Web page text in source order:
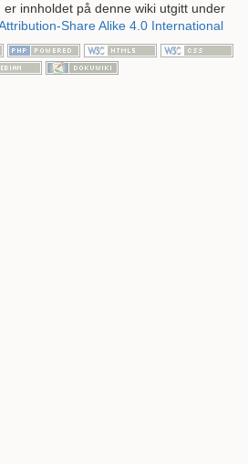
innholdet på denne wiki utgitt under
Share Alike 4.0 International